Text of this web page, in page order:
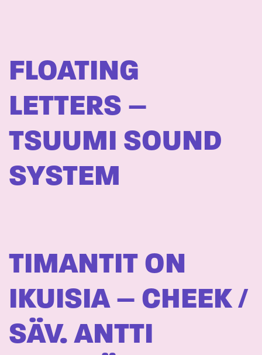
FLOATING
LETTERS –
TSUUMI SOUND
SYSTEM
TIMANTIT ON
IKUISIA – CHEEK /
SÄV. ANTTI